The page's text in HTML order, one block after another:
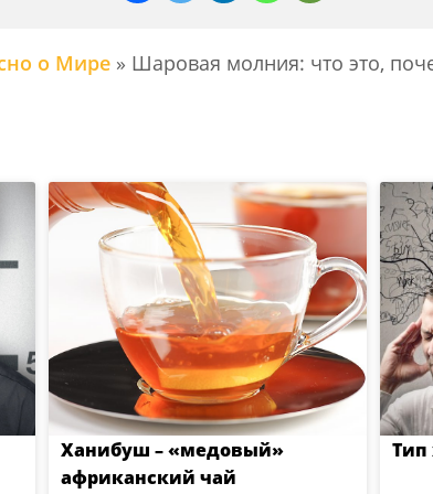
о Мире» Шаровая молния: что это,
Ханибуш – «медовый»
африканский чай
Тип